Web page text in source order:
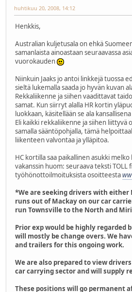
huhtikuu 20, 2008, 14:12
Henkkis,
Australian kuljetusala on ehkä
samanlaista ainoastaan seuraavassa
vuorokauden
Niinkuin Jaaks jo antoi linkkejä tuossa
sieltä lukemalla saada jo hyvän kuvan
Rekkaliikenne ja siihen vaadittavat
samat. Kun siirryt alalla HR kortin
luokkaan, käsitellään se ala
Eli kaikki rekkaliikenne ja siihen liittyvä
samalla sääntöpohjalla, tämä
liikenteen valvontaa ja ylläpitoa.
HC kortilla saa paikallinen asukki
vakanssin huom: seuraava teksti TOLL
työhönottoilmoituksista osoitteesta
*We are seeking drivers with either
runs out of Mackay on our car
run Townsville to the North and
Prior exp would be highly regarded
will mostly be change overs. We
and trailers for this ongoing work.
We are also prepared to view
car carrying sector and will supply
These positions will go permanent